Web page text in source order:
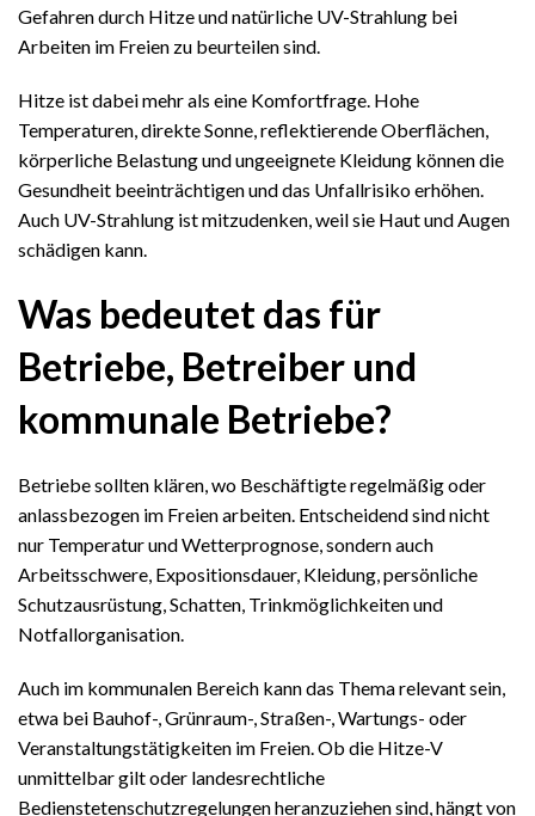
Gefahren durch Hitze und natürliche UV-Strahlung bei
Arbeiten im Freien zu beurteilen sind.
Hitze ist dabei mehr als eine Komfortfrage. Hohe
Temperaturen, direkte Sonne, reflektierende Oberflächen,
körperliche Belastung und ungeeignete Kleidung können die
Gesundheit beeinträchtigen und das Unfallrisiko erhöhen.
Auch UV-Strahlung ist mitzudenken, weil sie Haut und Augen
schädigen kann.
Was bedeutet das für
Betriebe, Betreiber und
kommunale Betriebe?
Betriebe sollten klären, wo Beschäftigte regelmäßig oder
anlassbezogen im Freien arbeiten. Entscheidend sind nicht
nur Temperatur und Wetterprognose, sondern auch
Arbeitsschwere, Expositionsdauer, Kleidung, persönliche
Schutzausrüstung, Schatten, Trinkmöglichkeiten und
Notfallorganisation.
Auch im kommunalen Bereich kann das Thema relevant sein,
etwa bei Bauhof-, Grünraum-, Straßen-, Wartungs- oder
Veranstaltungstätigkeiten im Freien. Ob die Hitze-V
unmittelbar gilt oder landesrechtliche
Bedienstetenschutzregelungen heranzuziehen sind, hängt von